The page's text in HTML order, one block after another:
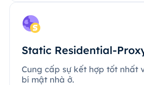
Static Residential-
Cung cấp sự kết hợp tốt nhất
bí mật nhà ở.